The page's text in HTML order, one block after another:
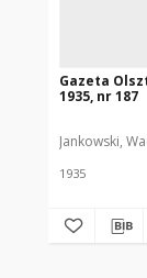
Gazeta
1935, nr 187
Jankowski,
1935